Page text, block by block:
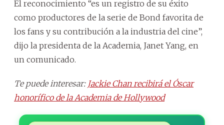
El reconocimiento “es un registro de su éxito
como productores de la serie de Bond favorita de
los fans y su contribución a la industria del cine”,
dijo la presidenta de la Academia, Janet Yang, en
un comunicado.
Te puede interesar: Jackie Chan recibirá el Óscar
honorífico de la Academia de Hollywood